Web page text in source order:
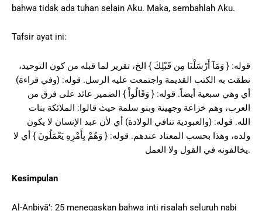
bahwa tidak ada tuhan selain Aku. Maka, sembahlah Aku.
Tafsir ayat ini:
قوله: { وَمَآ أَرْسَلْنَا مِن قَبْلِكَ } الخ، تقرير لما قبله من كون التوحيد،
نطقت به الكتب القديمة واجتمعت عليه الرسل. قوله: (وفي قراءة)
أي وهي سبعية أيضاً. قوله: { وَقَالُواْ } الضمير عائد على فرق من
العرب، وهم خزاعة وجهينة وبنو سلمة حيث قالوا: الملائكة بنات
الله. قوله: (والعبودية تنافي الولادة) أي لأن عبد الإنسان لا يكون
ولده، وهذا بحسب المعتاد عندهم. قوله: { وَهُمْ بِأَمْرِهِ يَعْمَلُونَ } أي لا
يخالفونه في القول ولا العمل.
Kesimpulan
Al-Anbiyā’: 25 menegaskan bahwa inti risalah seluruh nabi